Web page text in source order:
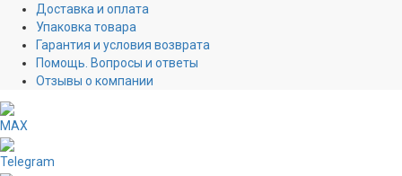
Доставка и оплата
Упаковка товара
Гарантия и условия возврата
Помощь. Вопросы и ответы
Отзывы о компании
MAX
Telegram